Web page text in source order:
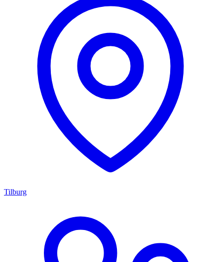
Tilburg